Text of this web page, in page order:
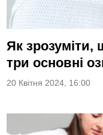
Як зрозуміти,
три основні
20 Квітня 2024, 16:00